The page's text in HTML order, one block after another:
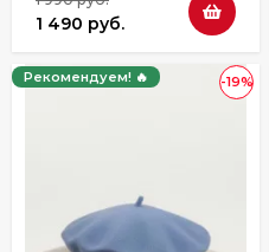
1 490 руб.
-19%
Рекомендуем! 🔥